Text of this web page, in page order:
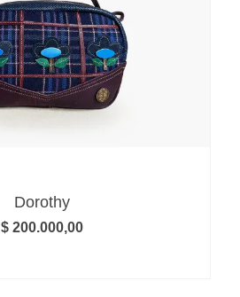
Dorothy
$200.000,00